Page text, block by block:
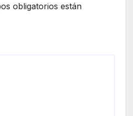
obligatorios están